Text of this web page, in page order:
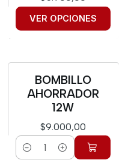
VER OPCIONES
BOMBILLO
AHORRADOR
12W
$9.000,00
Cantidad